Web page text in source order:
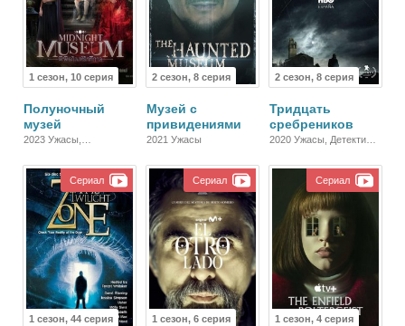
1 сезон, 10 серия
Полуночный
музей
2023 Ужасы,
Драма
2 сезон, 8 серия
Музей с
привидениями
2021 Ужасы
2 сезон, 8 серия
Тридцать
сребреников
2020 Ужасы, Детектив,
1 сезон, 44 серия
Сериал
1 сезон, 6 серия
Сериал
1 сезон, 4 серия
Сериал